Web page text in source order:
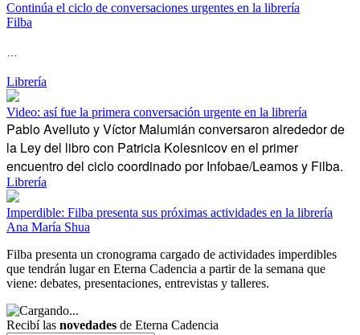
Continúa el ciclo de conversaciones urgentes en la librería
Filba
Librería
Video: así fue la primera conversación urgente en la librería
Pablo Avelluto y Víctor Malumián conversaron alrededor de
la Ley del libro con Patricia Kolesnicov en el primer
encuentro del ciclo coordinado por Infobae/Leamos y Filba.
Librería
Imperdible: Filba presenta sus próximas actividades en la librería
Ana María Shua
Filba presenta un cronograma cargado de actividades imperdibles
que tendrán lugar en Eterna Cadencia a partir de la semana que
viene: debates, presentaciones, entrevistas y talleres.
Recibí las novedades de Eterna Cadencia